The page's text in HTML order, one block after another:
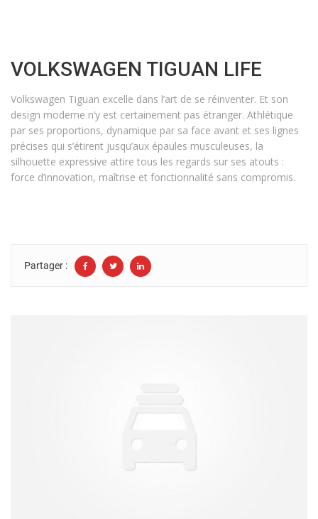
VOLKSWAGEN TIGUAN LIFE
Volkswagen Tiguan excelle dans l’art de se réinventer. Et son
design moderne n’y est certainement pas étranger. Athlétique
par ses proportions, dynamique par sa face avant et ses lignes
précises qui s’étirent jusqu’aux épaules musculeuses, la
silhouette expressive attire tous les regards sur ses atouts :
force d’innovation, maîtrise et fonctionnalité sans compromis.
Partager :